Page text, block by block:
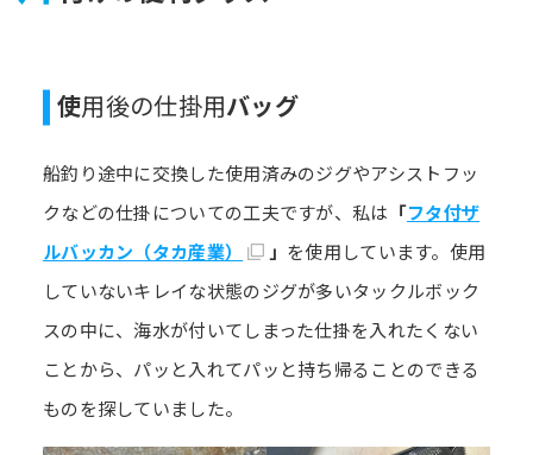
使用後の仕掛用バッグ
船釣り途中に交換した使用済みのジグやアシストフッ
クなどの仕掛についての工夫ですが、私は 「フタ付ザ
ルバッカン（タカ産業）
」 を使用しています。使用
していないキレイな状態のジグが多いタックルボック
スの中に、海水が付いてしまった仕掛を入れたくない
ことから、パッと入れてパッと持ち帰ることのできる
ものを探していました。